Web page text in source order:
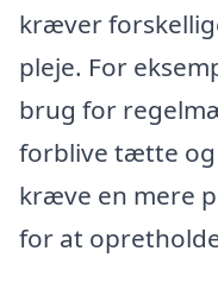
kræver
pleje. For
brug for
forblive tætte og
kræve en mere
for at